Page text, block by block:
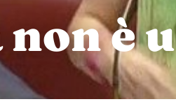
è